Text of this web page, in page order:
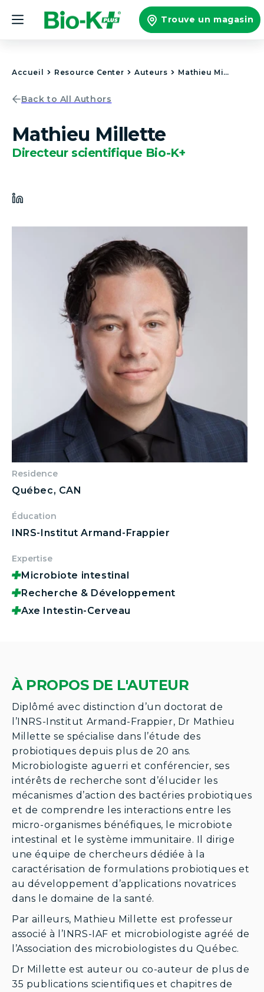
passer
au
Trouve un magasin
Accueil Resource Center Auteurs Mathieu Millette
Back to All Authors
Mathieu Millette
Directeur scientifique Bio-K+
Residence
Québec, CAN
Éducation
INRS-Institut Armand-Frappier
Expertise
Microbiote intestinal
Recherche & Développement
Axe Intestin-Cerveau
À PROPOS DE L'AUTEUR
Diplômé avec distinction d’un doctorat de
l’INRS-Institut Armand-Frappier, Dr Mathieu
Millette se spécialise dans l’étude des
probiotiques depuis plus de 20 ans.
Microbiologiste aguerri et conférencier, ses
intérêts de recherche sont d’élucider les
mécanismes d’action des bactéries probiotiques
et de comprendre les interactions entre les
micro-organismes bénéfiques, le microbiote
intestinal et le système immunitaire. Il dirige
une équipe de chercheurs dédiée à la
caractérisation de formulations probiotiques et
au développement d’applications novatrices
dans le domaine de la santé.
Par ailleurs, Mathieu Millette est professeur
associé à l’INRS-IAF et microbiologiste agréé de
l’Association des microbiologistes du Québec.
Dr Millette est auteur ou co-auteur de plus de
35 publications scientifiques et chapitres de